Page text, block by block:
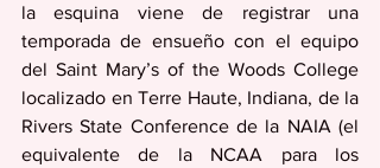
la esquina viene de registrar una
temporada de ensueño con el equipo
del Saint Mary’s of the Woods College
localizado en Terre Haute, Indiana, de la
Rivers State Conference de la NAIA (el
equivalente de la NCAA para los